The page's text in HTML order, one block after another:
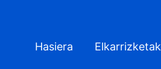
Hasiera Elkarrizketak